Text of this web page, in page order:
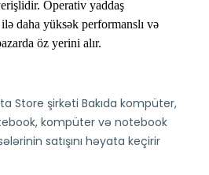
Operativ yaddaş
daha yüksək performanslı və
öz yerini alır.
Store şirkəti Bakıda kompüter,
kompüter və notebook
satışını həyata keçirir